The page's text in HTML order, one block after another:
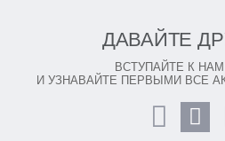
ДАВАЙТЕ
ВСТУПАЙТЕ К
И УЗНАВАЙТЕ ПЕРВЫМИ ВСЕ